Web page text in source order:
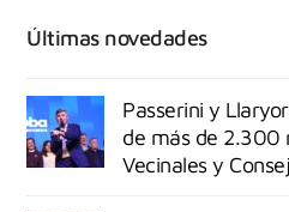
Últimas novedades
Passerini y
de más de 2.300
Vecinales y